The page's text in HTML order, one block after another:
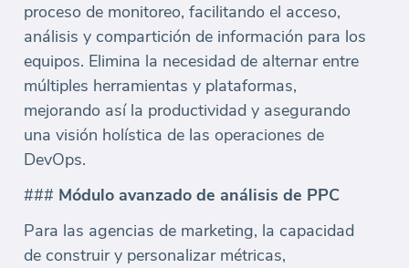
proceso de monitoreo, facilitando el acceso,
análisis y compartición de información para los
equipos. Elimina la necesidad de alternar entre
múltiples herramientas y plataformas,
mejorando así la productividad y asegurando
una visión holística de las operaciones de
DevOps.
### Módulo avanzado de análisis de PPC
Para las agencias de marketing, la capacidad
de construir y personalizar métricas,